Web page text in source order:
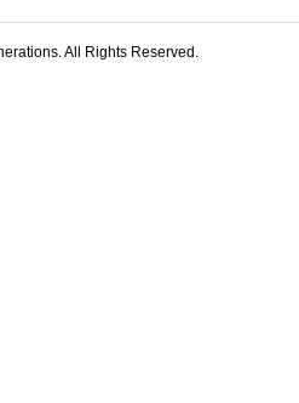
All Rights Reserved.